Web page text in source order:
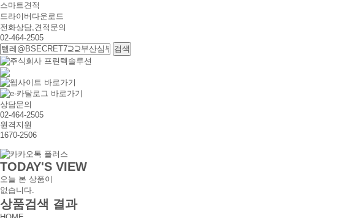
스마트견적
드라이버다운로드
전화상담,견적문의
02-464-2505
상담문의
02-464-2505
원격지원
1670-2506
TODAY'S VIEW
오늘 본 상품이
없습니다.
상품검색 결과